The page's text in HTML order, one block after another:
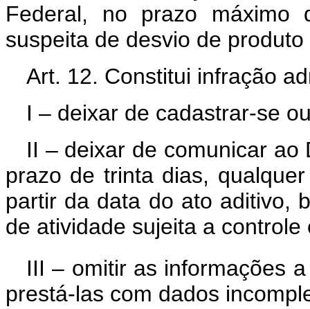
Federal, no prazo máximo
suspeita de desvio de
Art. 12. Constitui infração
I – deixar de cadastrar-se
II – deixar de comunicar
prazo de trinta dias,
partir da data do ato aditivo,
de atividade sujeita a controle
III – omitir as informações
prestá-las com dados